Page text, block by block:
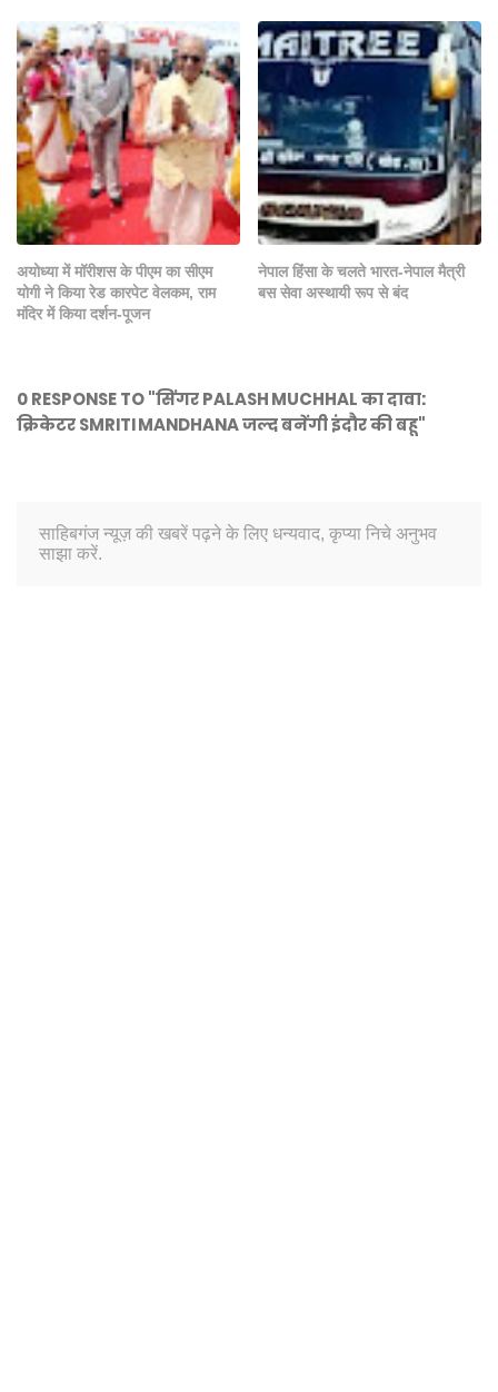
अयोध्या में मॉरीशस के पीएम का सीएम
योगी ने किया रेड कारपेट वेलकम, राम
मंदिर में किया दर्शन-पूजन
नेपाल हिंसा के चलते भारत-नेपाल मैत्री
बस सेवा अस्थायी रूप से बंद
0 RESPONSE TO "सिंगर PALASH MUCHHAL का दावा:
क्रिकेटर SMRITI MANDHANA जल्द बनेंगी इंदौर की बहू"
साहिबगंज न्यूज़ की खबरें पढ़ने के लिए धन्यवाद, कृप्या निचे अनुभव
साझा करें.